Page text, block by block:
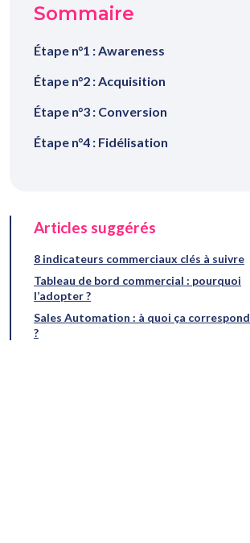
Sommaire
Étape n°1 : Awareness
Étape n°2 : Acquisition
Étape n°3 : Conversion
Étape n°4 : Fidélisation
Articles suggérés
8 indicateurs commerciaux clés à suivre
Tableau de bord commercial : pourquoi
l’adopter ?
Sales Automation : à quoi ça correspond
?